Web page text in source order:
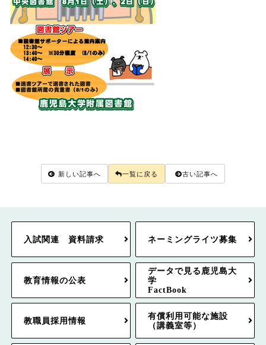
新しい記事へ 一覧に戻る 古い記事へ
入試関連 資料請求 ネーミングライツ募集
教育情報の公表
データで見る鹿児島大
学
FactBook
教職員採用情報
有償利用可能な施設
（講義室等）